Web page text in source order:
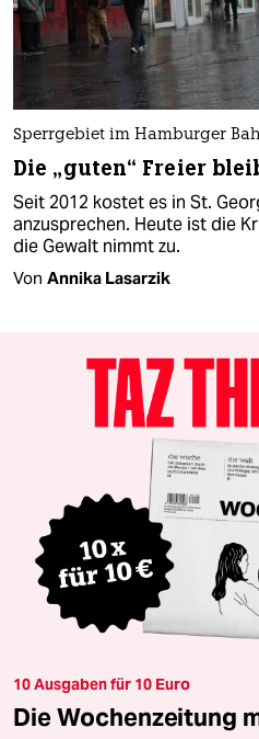
Sperrgebiet im Hamburger
Die „guten“ Freier
Seit 2012 kostet es in St.
anzusprechen. Heute ist die
die Gewalt nimmt zu.
Von Annika Lasarzik
10 Ausgaben für 10 Euro
Die Wochenzeitung